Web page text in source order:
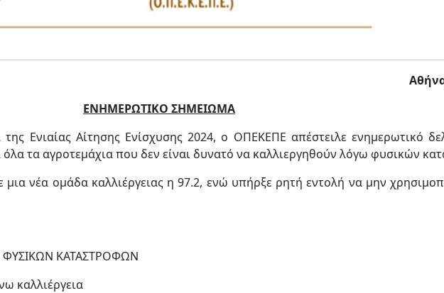
ΕΝΗΜΕΡΩΤΙΚΟ ΣΗΜΕΙΩΜΑ
της Ενιαίας Αίτησης Ενίσχυσης 2024, ο ΟΠΕΚΕΠΕ απέστειλε ενημερωτικό
τα αγροτεμάχια που δεν είναι δυνατό να καλλιεργηθούν λόγω φυσικών
νέα ομάδα καλλιέργειας η 97.2, ενώ υπήρξε ρητή εντολή να μην
ΦΥΣΙΚΩΝ ΚΑΤΑΣΤΡΟΦΩΝ
καλλιέργεια